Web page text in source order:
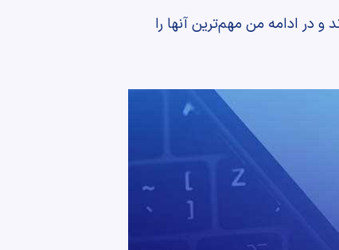
و در ادامه من مهم‌ترین آنها را